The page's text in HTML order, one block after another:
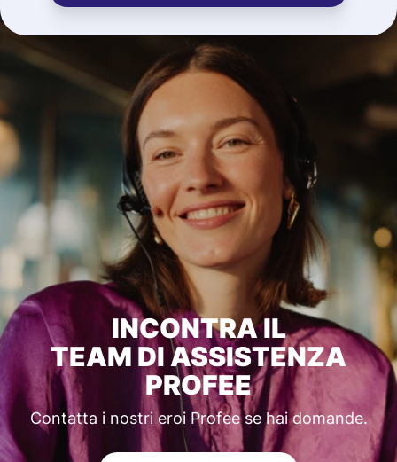
INCONTRA IL
TEAM DI ASSISTENZA
PROFEE
Contatta i nostri eroi Profee se hai domande.